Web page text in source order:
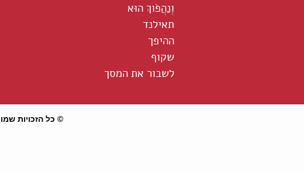
וְנַהֲפֹוךְ הוּא
תאילנד
ההיפך
שקוף
לשבור את המסך
© כל הזכויות